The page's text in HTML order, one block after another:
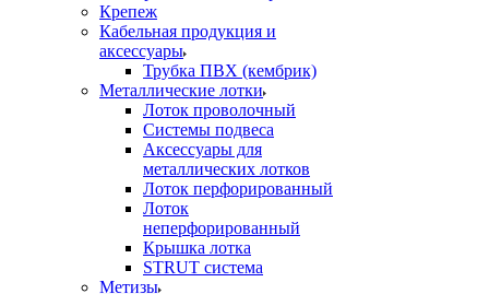
Крепеж
Кабельная продукция и
аксессуары
Трубка ПВХ (кембрик)
Металлические лотки
Лоток проволочный
Системы подвеса
Аксессуары для
металлических лотков
Лоток перфорированный
Лоток
неперфорированный
Крышка лотка
STRUT система
Метизы